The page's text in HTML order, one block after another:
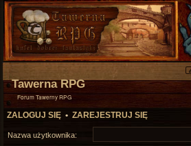
Tawerna RPG
Forum Tawerny RPG
ZALOGUJ SIĘ • ZAREJESTRUJ SIĘ
Nazwa użytkownika: